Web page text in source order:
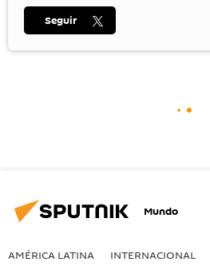
Seguir
Mundo
AMÉRICA LATINA INTERNACIONAL